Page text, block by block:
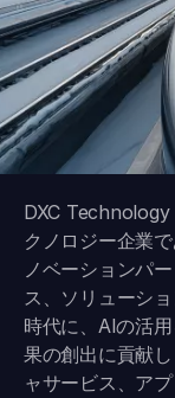
DXC Technology
クノロジー企業
ノベーションパ
ス、ソリューシ
時代に、AIの活
果の創出に貢献
ャサービス、ア